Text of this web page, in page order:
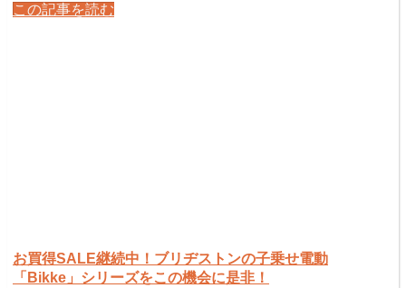
この記事を読む
お買得SALE継続中！ブリヂストンの子乗せ電動
「Bikke」シリーズをこの機会に是非！